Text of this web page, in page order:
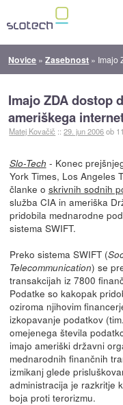
Novice »Zasebnost » Imajo
Imajo ZDA dostop
ameriškega
Matej Kovačič ::29. jun 2006ob
Slo-Tech - Konec
York Times, Los Angeles
članke o skrivnih sodnih
služba CIA in ameriška
pridobila mednarodne
sistema SWIFT.
Preko sistema SWIFT (
Telecommunication) se
transakcijah iz 7800
Podatke so kakopak
oziroma njihovim
izkopavanje podatkov (tim.
omejenega števila
imajo ameriški državni
mednarodnih finančnih
izmikanj glede
administracija je razkritje
boja proti terorizmu.